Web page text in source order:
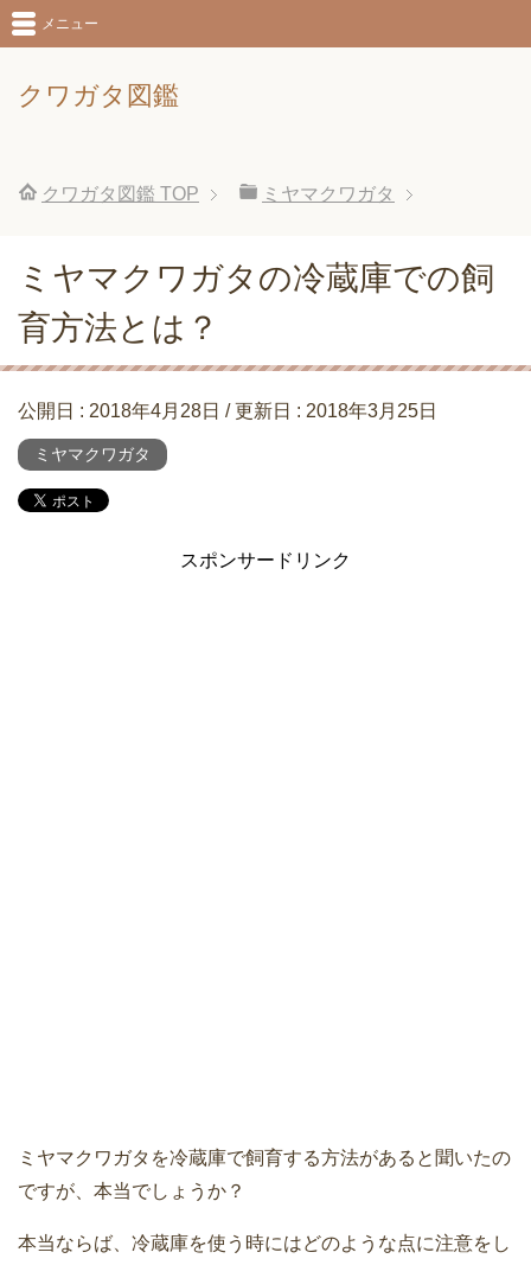
クワガタ図鑑
メニュー
クワガタ図鑑 TOP ミヤマクワガタ
ミヤマクワガタの冷蔵庫での飼
育方法とは？
公開日 : 2018年4月28日 / 更新日 : 2018年3月25日
ミヤマクワガタ
スポンサードリンク
ミヤマクワガタを冷蔵庫で飼育する方法があると聞いたの
ですが、本当でしょうか？
本当ならば、冷蔵庫を使う時にはどのような点に注意をし